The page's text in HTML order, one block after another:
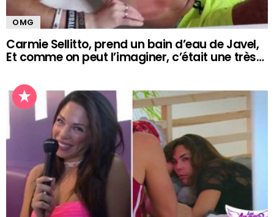
OMG
Carmie Sellitto, prend un bain d’eau de Javel,
Et comme on peut l’imaginer, c’était une très…